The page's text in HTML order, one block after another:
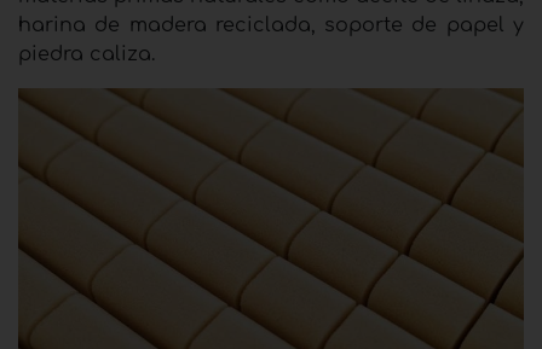
harina de madera reciclada, soporte de papel y
piedra caliza.